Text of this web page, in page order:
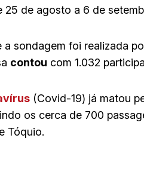
25 de agosto a 6 de
sondagem foi realizada
contou com 1.032
(Covid-19) já matou
os cerca de 700
Tóquio.